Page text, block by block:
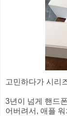
고민하다가 시리
3년이 넘게 핸드
어버려서, 애플